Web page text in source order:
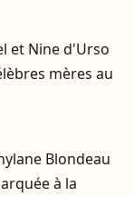
et Nine d'Urso
mères au
Blondeau
à la